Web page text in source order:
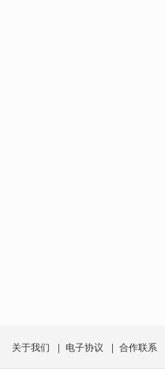
关于我们 | 电子协议 | 合作联系